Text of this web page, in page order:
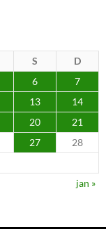
S
D
6
7
13
14
20
21
27
28
jan »